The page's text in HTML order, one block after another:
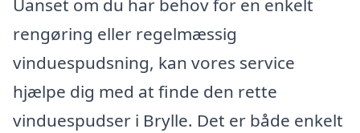
Uanset om du har behov for en enkelt
rengøring eller regelmæssig
vinduespudsning, kan vores service
hjælpe dig med at finde den rette
vinduespudser i Brylle. Det er både enkelt